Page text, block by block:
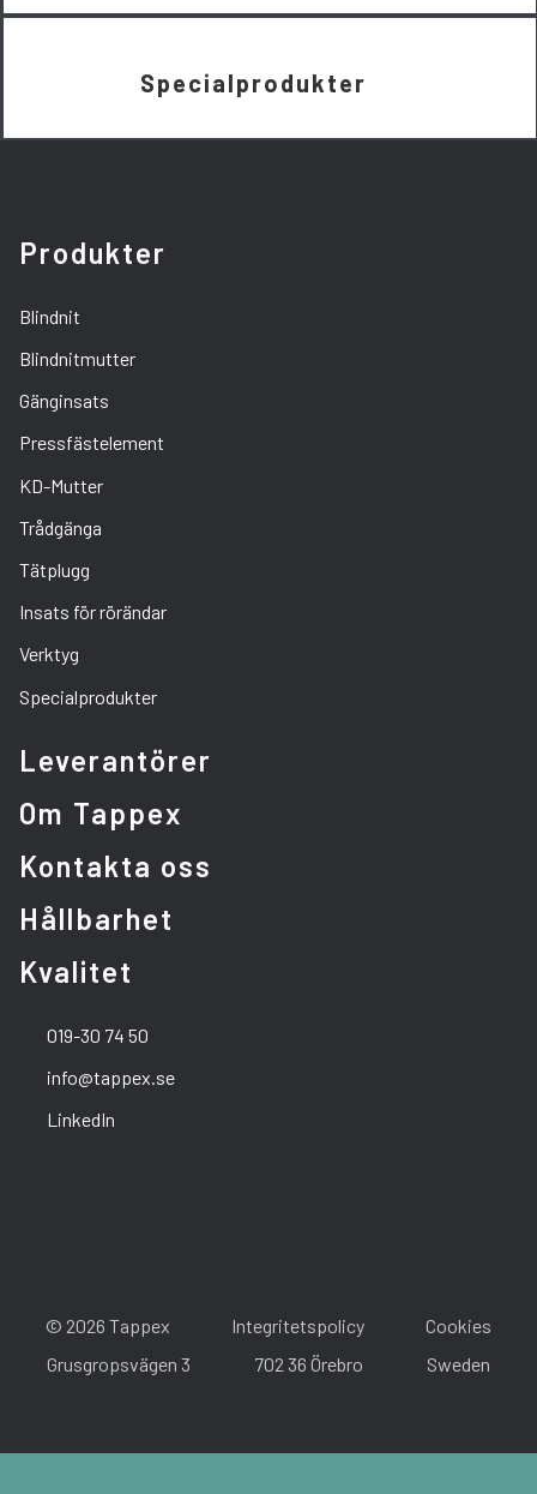
Specialprodukter
Produkter
Blindnit
Blindnitmutter
Gänginsats
Pressfästelement
KD-Mutter
Trådgänga
Tätplugg
Insats för rörändar
Verktyg
Specialprodukter
Leverantörer
Om Tappex
Kontakta oss
Hållbarhet
Kvalitet
019-30 74 50
info@tappex.se
LinkedIn
© 2026 Tappex Integritetspolicy
Cookies
Grusgropsvägen 3
702 36 Örebro Sweden